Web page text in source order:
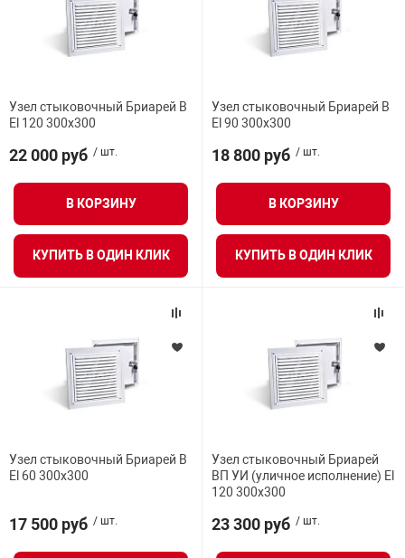
Узел стыковочный Бриарей В
El 120 300х300
22 000 руб / шт.
В КОРЗИНУ
КУПИТЬ В ОДИН КЛИК
Узел стыковочный Бриарей В
El 90 300х300
18 800 руб / шт.
В КОРЗИНУ
КУПИТЬ В ОДИН КЛИК
Узел стыковочный Бриарей В
El 60 300х300
17 500 руб / шт.
Узел стыковочный Бриарей
ВП УИ (уличное исполнение) El
120 300х300
23 300 руб / шт.